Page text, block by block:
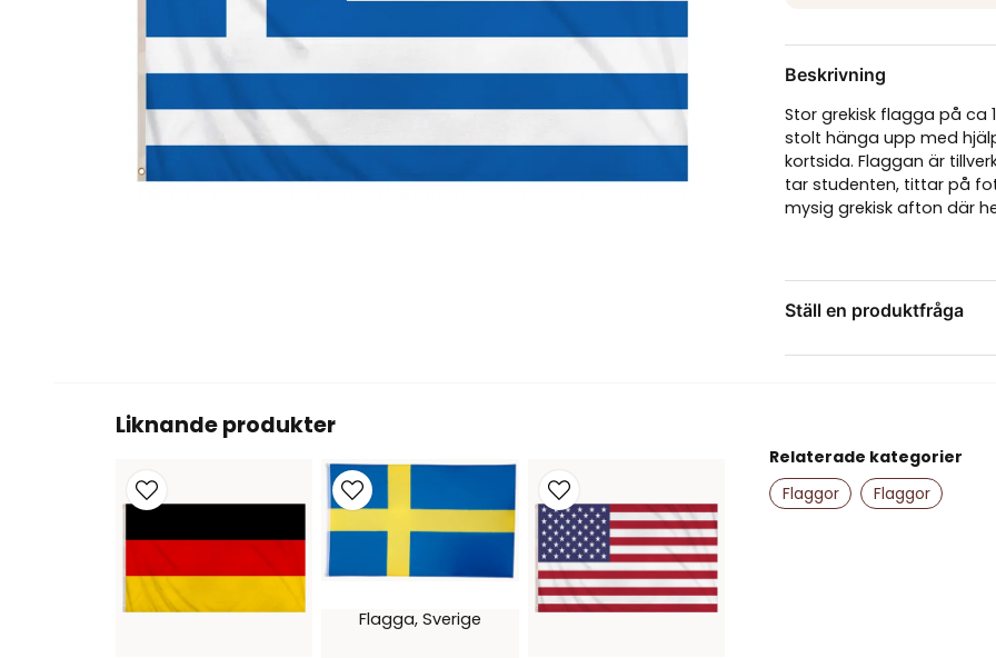
Beskrivning
Stor grekisk flagga på ca
stolt hänga upp med
kortsida. Flaggan är
tar studenten, tittar på
mysig grekisk afton där
Ställ en produktfråga
name
Namn
Liknande produkter
Flagga, Sverige
Relaterade kategorier
Flaggor
Flaggor